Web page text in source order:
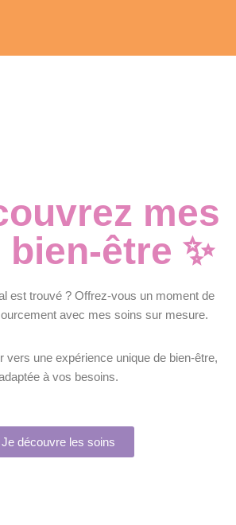
mes
être ✨
est trouvé ? Offrez-vous un moment de
avec mes soins sur mesure.
vers une expérience unique de bien-être,
à vos besoins.
Je découvre les soins